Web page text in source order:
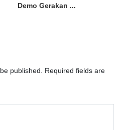
Demo Gerakan ...
published.
Required fields are